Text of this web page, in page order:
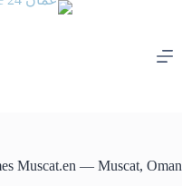
Muscat.en — Muscat, Oman